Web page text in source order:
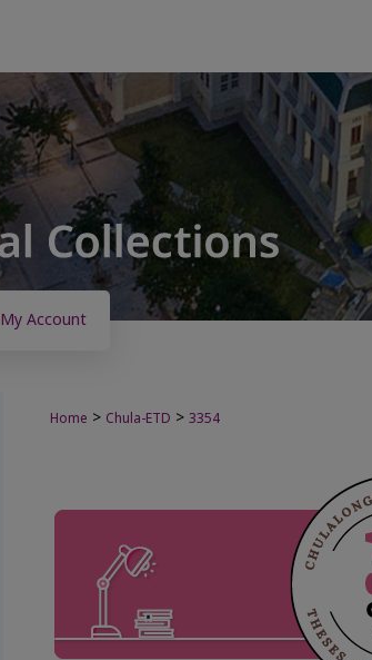
My Account
Home > Chula-ETD > 3354